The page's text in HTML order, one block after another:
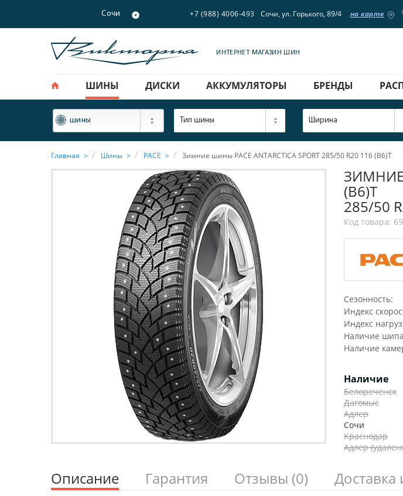
Сочи +7 (988) 4006-493 Сочи, ул. Горького, 89/4 на карте
ИНТЕРНЕТ МАГАЗИН ШИН
ШИНЫ ДИСКИ АККУМУЛЯТОРЫ БРЕНДЫ
ФИЛЬТР
шины Тип шины Ширина
Главная Шины PACE Зимние шины PACE ANTARCTICA SPORT 285/50 R20 116 (B6)T
ЗИМНИЕ
(B6)T
285/50
Код товара:
Сезонность:
Индекс
Индекс
Наличие
Наличие
Наличие
Белореченск
Дагомыс
Адлер
Сочи
Краснодар
Адлер
Описание Гарантия Отзывы (0) Доставка